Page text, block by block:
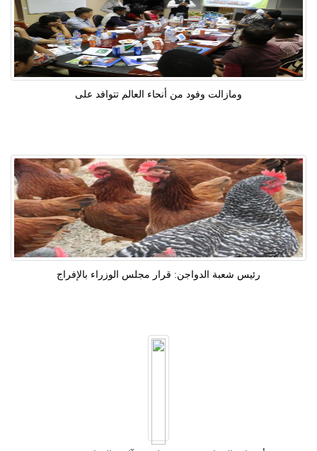
ومازالت وفود من أنحاء العالم تتوافد على
رئيس شعبة الدواجن: قرار مجلس الوزراء بالإفراج